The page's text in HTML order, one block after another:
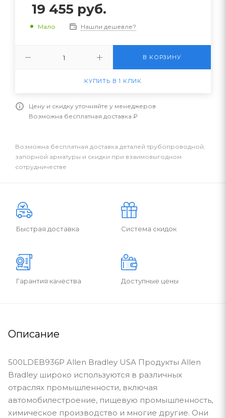
19 455 руб.
Мало Нашли дешевле?
В КОРЗИНУ
КУПИТЬ В 1 КЛИК
Цену и скидку уточняйте у менеджеров
Возможна бесплатная доставка ₽
Возможна бесплатная доставка деталей трубопроводной,
запорной арматуры и скидки при взаимовыгодном
сотрудничестве
Быстрая доставка Система скидок
Гарантия качества Доступные цены
Описание
500LDEB936P Allen Bradley USA Продукты Allen
Bradley широко используются в различных
отраслях промышленности, включая
автомобилестроение, пищевую промышленность,
химическое производство и многие другие. Они